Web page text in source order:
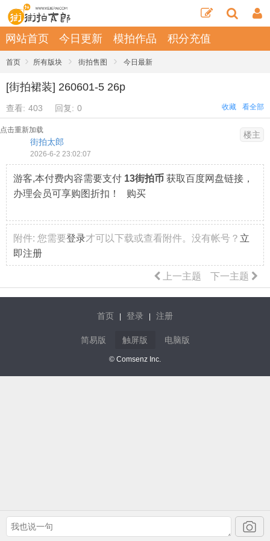
网站首页 今日更新 模拍作品 积分充值
首页 › 所有版块 › 街拍售图 › 今日最新
[街拍裙装] 260601-5 26p
查看: 403 回复: 0 看全部
收藏
点击重新加载
街拍太郎
2026-6-2 23:02:07
楼主
游客,本付费内容需要支付 13街拍币 获取百度网盘链接，
办理会员可享购图折扣！ 购买
附件: 您需要登录才可以下载或查看附件。没有帐号？ 立
即注册
下一主题
上一主题
首页 登录 注册
简易版 触屏版 电脑版
© Comsenz Inc.